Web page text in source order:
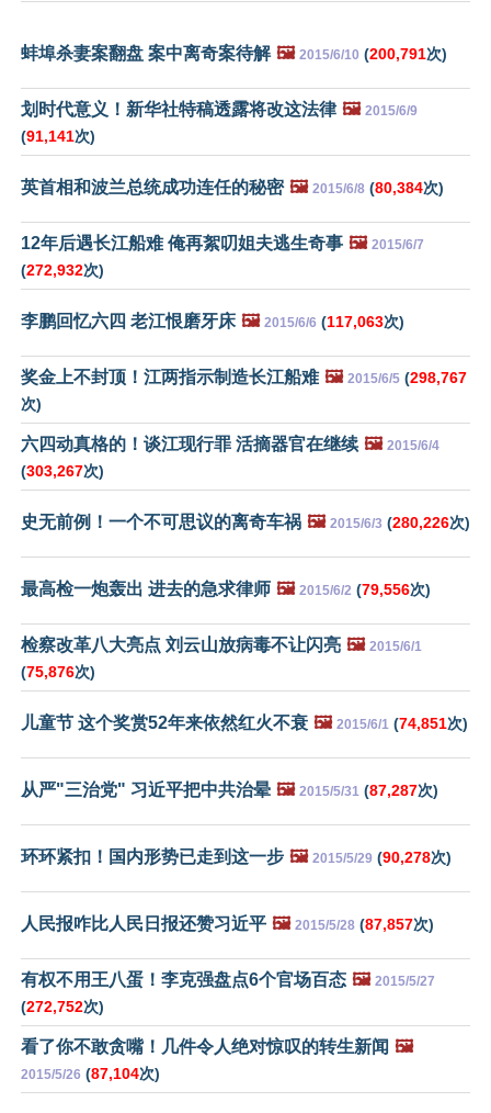
蚌埠杀妻案翻盘 案中离奇案待解 🖼️ 2015/6/10 (200,791次)
划时代意义！新华社特稿透露将改这法律 🖼️ 2015/6/9
(91,141次)
英首相和波兰总统成功连任的秘密 🖼️ 2015/6/8 (80,384次)
12年后遇长江船难 俺再絮叨姐夫逃生奇事 🖼️ 2015/6/7
(272,932次)
李鹏回忆六四 老江恨磨牙床 🖼️ 2015/6/6 (117,063次)
奖金上不封顶！江两指示制造长江船难 🖼️ 2015/6/5 (298,767
次)
六四动真格的！谈江现行罪 活摘器官在继续 🖼️ 2015/6/4
(303,267次)
史无前例！一个不可思议的离奇车祸 🖼️ 2015/6/3 (280,226次)
最高检一炮轰出 进去的急求律师 🖼️ 2015/6/2 (79,556次)
检察改革八大亮点 刘云山放病毒不让闪亮 🖼️ 2015/6/1
(75,876次)
儿童节 这个奖赏52年来依然红火不衰 🖼️ 2015/6/1 (74,851次)
从严"三治党" 习近平把中共治晕 🖼️ 2015/5/31 (87,287次)
环环紧扣！国内形势已走到这一步 🖼️ 2015/5/29 (90,278次)
人民报咋比人民日报还赞习近平 🖼️ 2015/5/28 (87,857次)
有权不用王八蛋！李克强盘点6个官场百态 🖼️ 2015/5/27
(272,752次)
看了你不敢贪嘴！几件令人绝对惊叹的转生新闻 🖼️
2015/5/26 (87,104次)